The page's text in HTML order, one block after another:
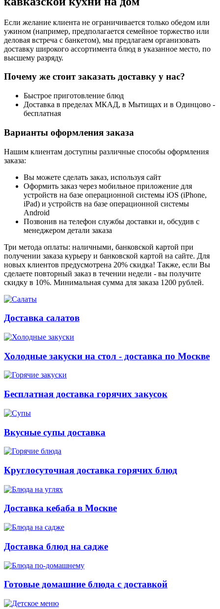
Если желание клиента не ограничивается только обедом или
ужином (например, предполагается семейное торжество или
деловая встреча с банкетом), мы предлагаем организовать
доставку широкого ассортимента блюд в указанное место, по
высшему разряду.
Почему же стоит заказать доставку у нас?
Быстрое приготовление блюд
Доставка в пределах МКАД, в Мытищах и в Одинцово -
бесплатная
Варианты оформления заказа
Нашим клиентам доступны различные способы оформления
заказа:
Вы можете сделать заказ, используя сайт
Оформить заказ через мобильное приложение для
устройств на базе операционной системы iOS (iPhone,
iPad) и устройств на базе операционной системы
Android
Позвонив на телефон службы доставки и, обсудив с
менеджером детали заказа
Три метода оплаты: наличными, банковской картой при
получении заказа курьеру и банковской картой на сайте. Для
новых клиентов предусмотрена 20% скидка! Также, если Вы
сделаете повторный заказ в течении недели - вы получите
скидку в 10%. Минимальная сумма для заказа 1200 рублей.
Доставка салатов
Холодные закуски на стол - доставка по Москве
Бесплатная доставка горячих закусок
Вкусные супы доставка
Круглосуточная доставка горячих блюд
Доставка кебаба в Москве
Доставка блюд на садже
Готовые домашние блюда с доставкой